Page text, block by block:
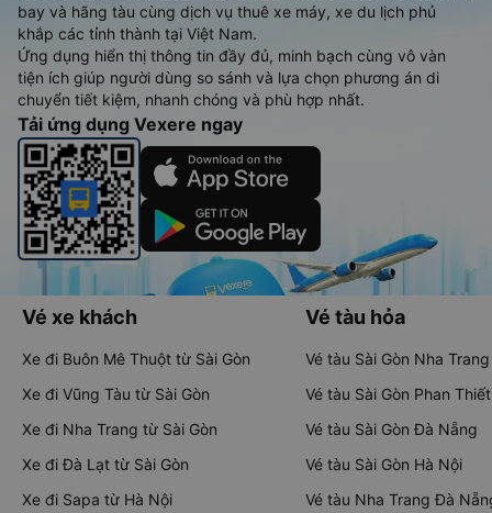
bay và hãng tàu cùng dịch vụ thuê xe máy, xe du lịch phủ
khắp các tỉnh thành tại Việt Nam.
Ứng dụng hiển thị thông tin đầy đủ, minh bạch cùng vô vàn
tiện ích giúp người dùng so sánh và lựa chọn phương án di
chuyển tiết kiệm, nhanh chóng và phù hợp nhất.
Tải ứng dụng Vexere ngay
Vé xe khách
Xe đi Buôn Mê Thuột từ Sài Gòn
Xe đi Vũng Tàu từ Sài Gòn
Xe đi Nha Trang từ Sài Gòn
Xe đi Đà Lạt từ Sài Gòn
Xe đi Sapa từ Hà Nội
Vé tàu hỏa
Vé tàu Sài Gòn Nha Trang
Vé tàu Sài Gòn Phan Thiết
Vé tàu Sài Gòn Đà Nẵng
Vé tàu Sài Gòn Hà Nội
Vé tàu Nha Trang Đà